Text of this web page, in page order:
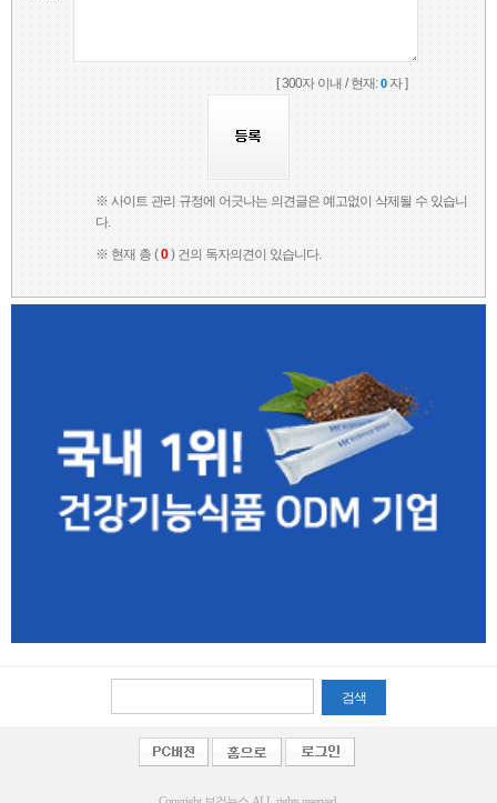
[ 300자 이내 / 현재:0자 ]
※ 사이트 관리 규정에 어긋나는 의견글은 예고없이 삭제될 수 있습니
다.
※ 현재 총 (0) 건의 독자의견이 있습니다.
검색
Copyright 보건뉴스 ALL rights reserved.